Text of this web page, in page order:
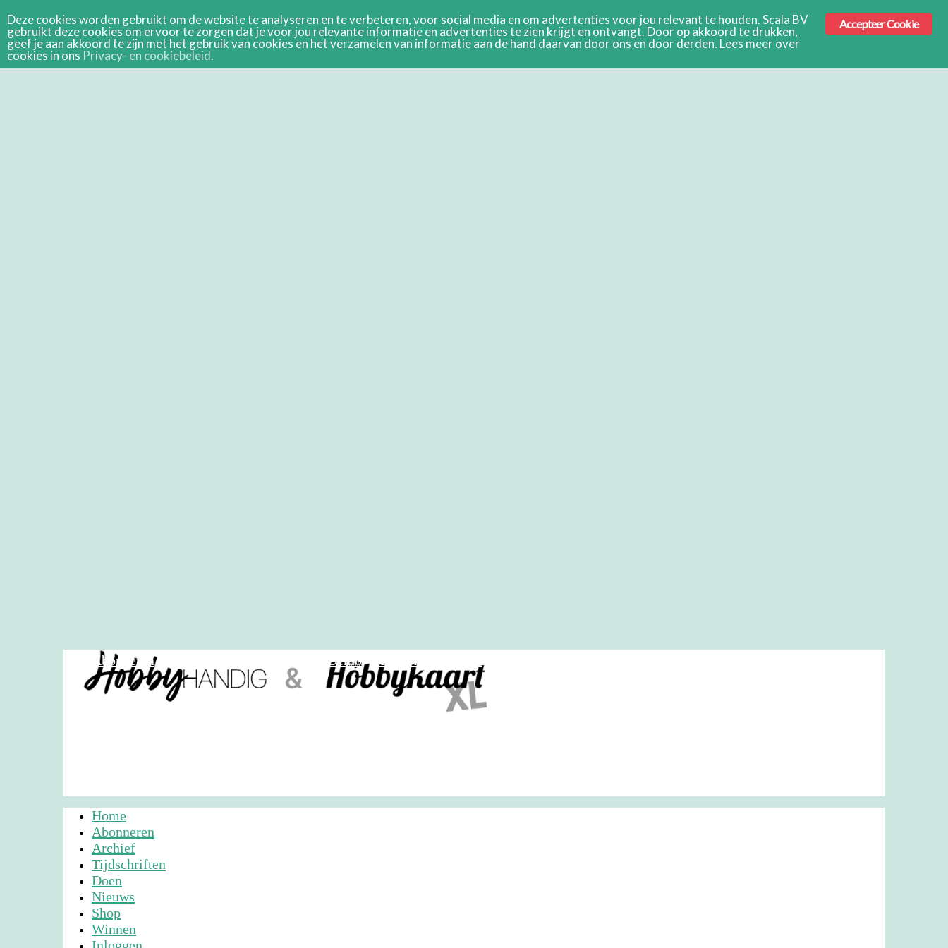
Abonneren Demo Archief
Home
Abonneren
Archief
Tijdschriften
Doen
Nieuws
Shop
Winnen
Accepteer Cookie
Deze cookies worden gebruikt om de website te analyseren en te verbeteren, voor social media en om advertenties voor jou relevant te houden. Scala BV
gebruikt deze cookies om ervoor te zorgen dat je voor jou relevante informatie en advertenties te zien krijgt en ontvangt. Door op akkoord te drukken,
geef je aan akkoord te zijn met het gebruik van cookies en het verzamelen van informatie aan de hand daarvan door ons en door derden. Lees meer over
cookies in ons Privacy- en cookiebeleid.